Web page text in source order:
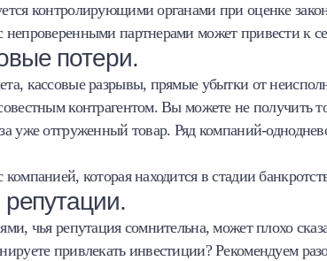
контролирующими органами при оценке
непроверенными партнерами может привести к
потери.
кассовые разрывы, прямые убытки от
контрагентом. Вы можете не получить
уже отгруженный товар. Ряд компаний-
компанией, которая находится в стадии
чья репутация сомнительна, может плохо
привлекать инвестиции? Рекомендуем